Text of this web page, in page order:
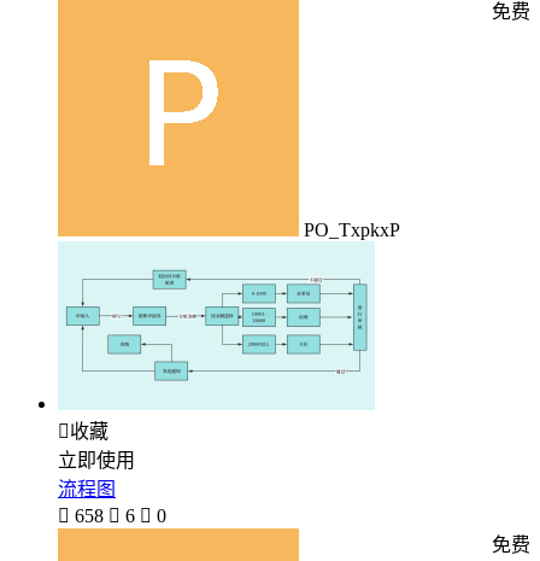
PO_TxpkxP
免费
收藏
立即使用
流程图
 658  6  0
免费